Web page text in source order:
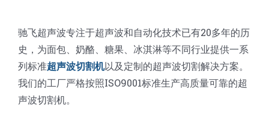
驰飞超声波专注于超声波和自动化技术已有20多年的历
史，为面包、奶酪、糖果、冰淇淋等不同行业提供一系
列标准超声波切割机以及定制的超声波切割解决方案。
我们的工厂严格按照ISO9001标准生产高质量可靠的超
声波切割机。